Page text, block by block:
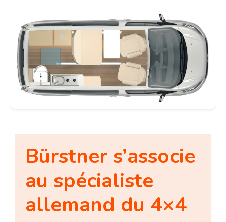
Bürstner s’associe
au spécialiste
allemand du 4×4